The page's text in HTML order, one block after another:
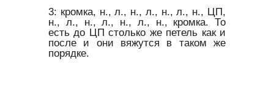
3: кромка, н., л., н., л., н., л., н., ЦП,
н., л., н., л., н., л., н., кромка. То
есть до ЦП столько же петель как и
после и они вяжутся в таком же
порядке.